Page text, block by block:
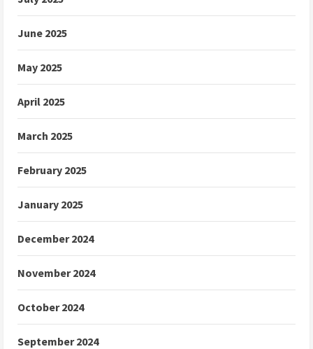
June 2025
May 2025
April 2025
March 2025
February 2025
January 2025
December 2024
November 2024
October 2024
September 2024